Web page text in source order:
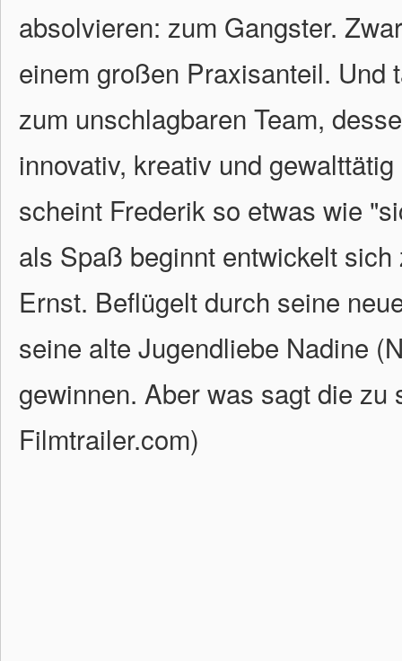
absolvieren: zum Gangster.
einem großen Praxisanteil.
zum unschlagbaren Team,
innovativ, kreativ und
scheint Frederik so etwas wie
als Spaß beginnt entwickelt
Ernst. Beflügelt durch seine
seine alte Jugendliebe Nadine
gewinnen. Aber was sagt die
Filmtrailer.com)